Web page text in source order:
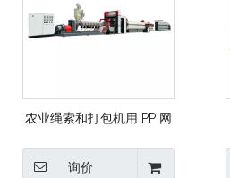
农业绳索和打包机用 PP 网
询价